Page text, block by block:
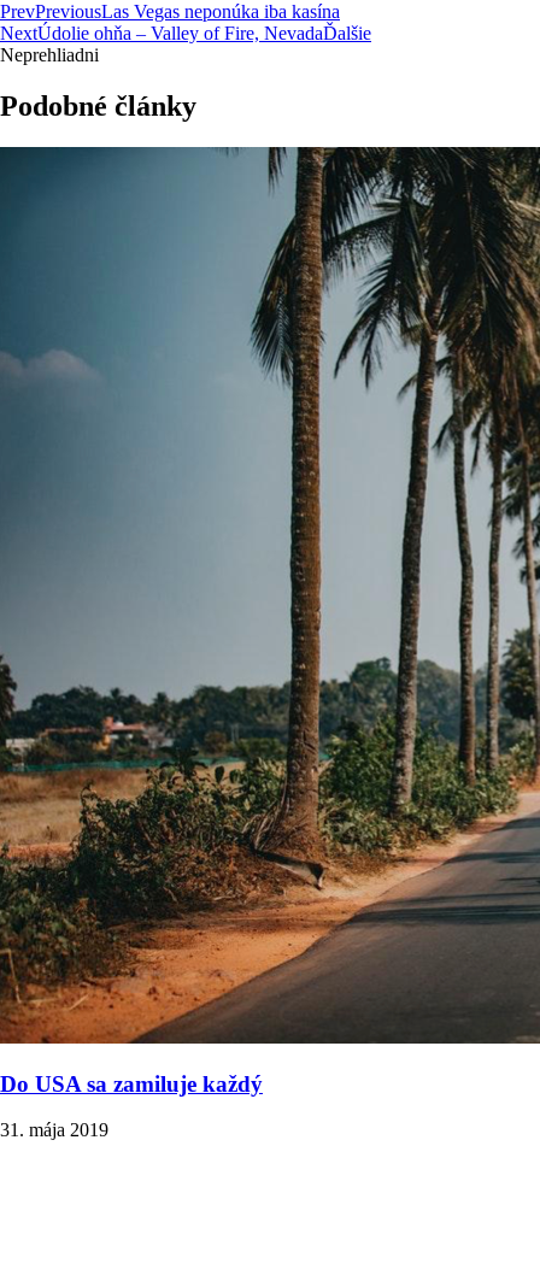
PrevPreviousLas Vegas neponúka iba kasína
NextÚdolie ohňa – Valley of Fire, NevadaĎalšie
Neprehliadni
Podobné články
Do USA sa zamiluje každý
31. mája 2019